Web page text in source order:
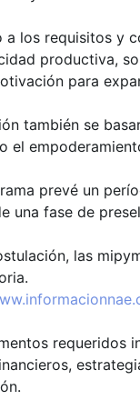
a los requisitos y
productiva,
para
también se
el
prevé un
una fase de
las
requeridos